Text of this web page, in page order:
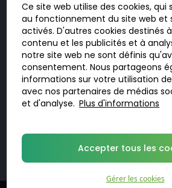
Doktorabc.com est une plateforme de mise en
pharmacie en ligne. Nous ne vendons ni ne
autres produits. Les informations sur les
n’ont pas valeur d’offre. Vous êtes
vigueur dans votre pays. L’utilisation du site se
votre responsabilité. Vous visitez et utilisez
initiative.
Ce site web utilise des cookies, qui
au fonctionnement du site web et
activés. D'autres cookies destinés
contenu et les publicités et à
notre site web ne sont définis
consentement. Nous partageons
informations sur votre utilisation
avec nos partenaires de médias
et d'analyse. Plus d'informations
Accepter tous les
Gérer les cookies